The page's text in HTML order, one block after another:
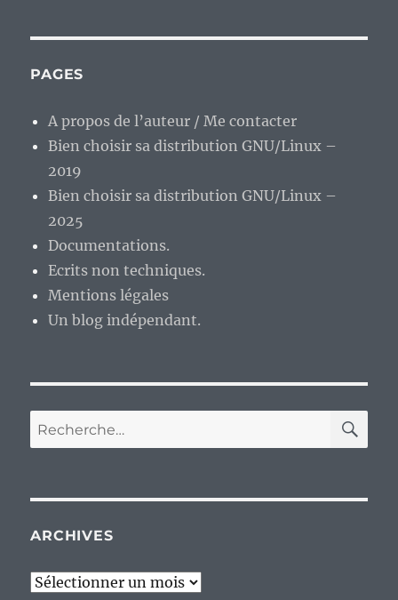
PAGES
A propos de l’auteur / Me contacter
Bien choisir sa distribution GNU/Linux –
2019
Bien choisir sa distribution GNU/Linux –
2025
Documentations.
Ecrits non techniques.
Mentions légales
Un blog indépendant.
Recherche
pour :
ARCHIVES
Archives